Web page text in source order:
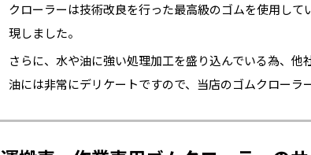
クローラーは技術改良を行った最高級のゴムを使用し
現しました。
さらに、水や油に強い処理加工を盛り込んでいる為、
油には非常にデリケートですので、当店のゴムクローラ